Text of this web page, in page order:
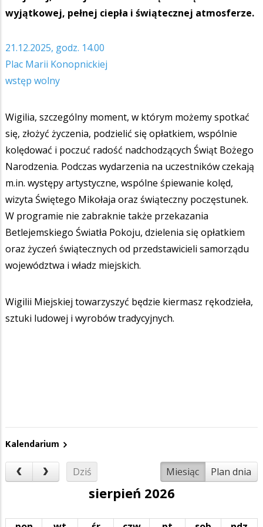
wyjątkowej, pełnej ciepła i świątecznej atmosferze.
21.12.2025, godz. 14.00
Plac Marii Konopnickiej
wstęp wolny
Wigilia, szczególny moment, w którym możemy spotkać
się, złożyć życzenia, podzielić się opłatkiem, wspólnie
kolędować i poczuć radość nadchodzących Świąt Bożego
Narodzenia. Podczas wydarzenia na uczestników czekają
m.in. występy artystyczne, wspólne śpiewanie kolęd,
wizyta Świętego Mikołaja oraz świąteczny poczęstunek.
W programie nie zabraknie także przekazania
Betlejemskiego Światła Pokoju, dzielenia się opłatkiem
oraz życzeń świątecznych od przedstawicieli samorządu
województwa i władz miejskich.
Wigilii Miejskiej towarzyszyć będzie kiermasz rękodzieła,
sztuki ludowej i wyrobów tradycyjnych.
Kalendarium
Dziś Miesiąc Plan dnia
sierpień 2026